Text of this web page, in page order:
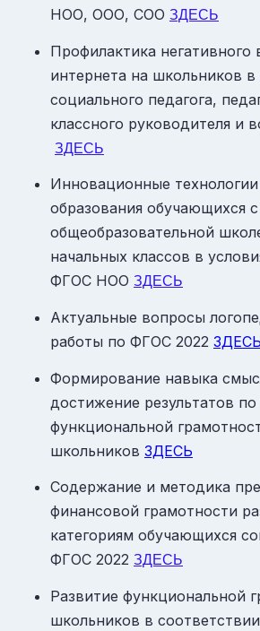
НОО, ООО, СОО ЗДЕСЬ
Профилактика негативного
интернета на школьников в
социального педагога,
классного руководителя и
ЗДЕСЬ
Инновационные
образования обучающихся
общеобразовательной
начальных классов в
ФГОС НОО ЗДЕСЬ
Актуальные вопросы
работы по ФГОС 2022 ЗДЕСЬ
Формирование навыка
достижение результатов
функциональной
школьников ЗДЕСЬ
Содержание и методика
финансовой грамотности
категориям обучающихся
ФГОС 2022 ЗДЕСЬ
Развитие функциональной
школьников в